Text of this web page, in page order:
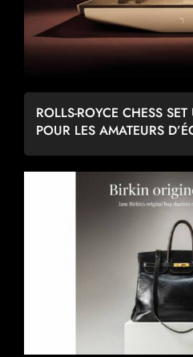
ROLLS-ROYCE CHESS
POUR LES AMATEURS